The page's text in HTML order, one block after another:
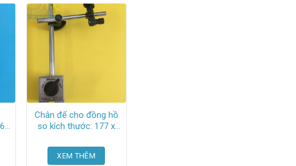
Chân đế cho đồng hồ
so kích thước: 177 x
lượng 1.4kg, lực kẹp
600n 7010S-10
XEM THÊM